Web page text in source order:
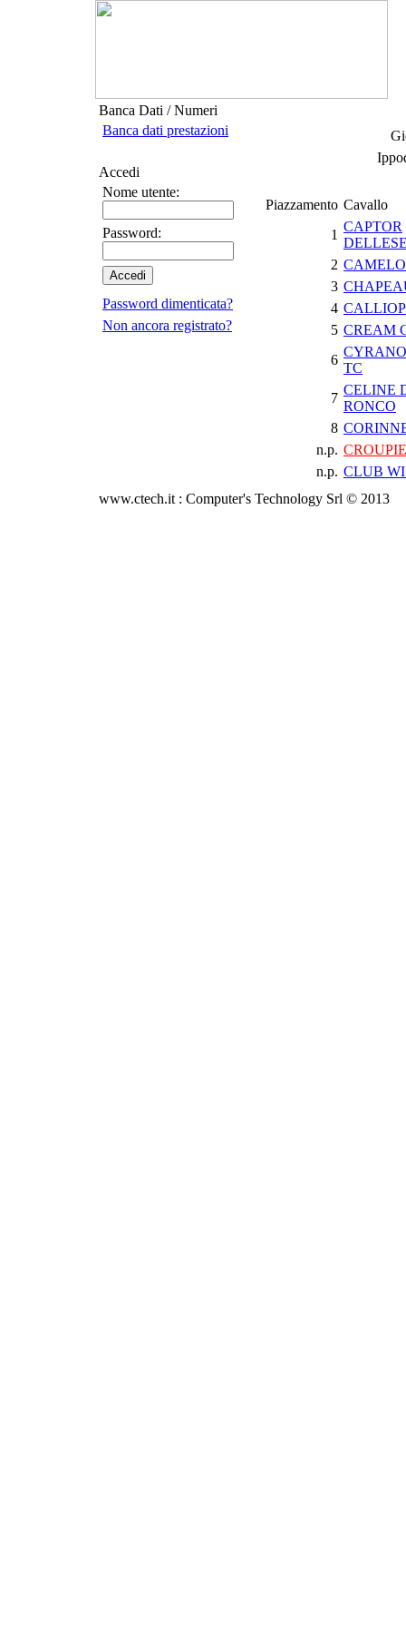
Banca Dati / Numeri
Banca dati prestazioni
Accedi
Nome utente:
Password:
Password dimenticata?
Non ancora registrato?
Piazzamento Cavallo
1
CAPTOR
2
3
4
5 CREAM
6
TC
7
CELINE
RONCO
8
n.p.
n.p. CLUB
www.ctech.it : Computer's Technology Srl © 2013